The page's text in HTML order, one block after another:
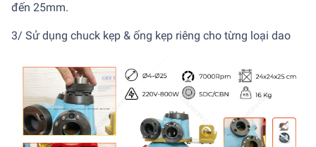
đến 25mm.
3/ Sử dụng chuck kẹp & ống kẹp riêng cho từng loại dao